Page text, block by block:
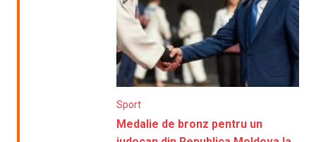
Sport
Medalie de bronz pentru un